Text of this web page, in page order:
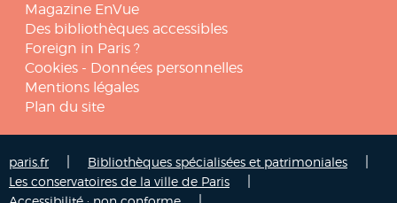
Magazine EnVue
Des bibliothèques accessibles
Foreign in Paris ?
Cookies - Données personnelles
Mentions légales
Plan du site
paris.fr Bibliothèques spécialisées et patrimoniales
Les conservatoires de la ville de Paris